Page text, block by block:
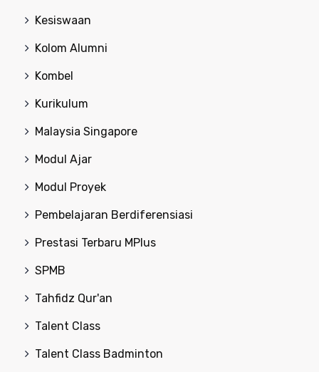
Kesiswaan
Kolom Alumni
Kombel
Kurikulum
Malaysia Singapore
Modul Ajar
Modul Proyek
Pembelajaran Berdiferensiasi
Prestasi Terbaru MPlus
SPMB
Tahfidz Qur'an
Talent Class
Talent Class Badminton